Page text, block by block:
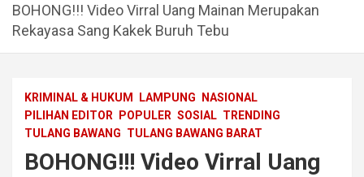
BOHONG!!! Video Virral Uang Mainan Merupakan
Rekayasa Sang Kakek Buruh Tebu
KRIMINAL & HUKUM LAMPUNG
NASIONAL
PILIHAN EDITOR
POPULER SOSIAL TRENDING
TULANG BAWANG TULANG BAWANG BARAT
BOHONG!!! Video Virral Uang